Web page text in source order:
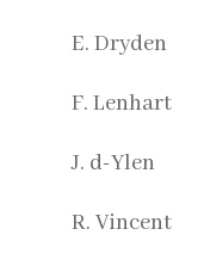
E. Dryden
F. Lenhart
J. d-Ylen
R. Vincent